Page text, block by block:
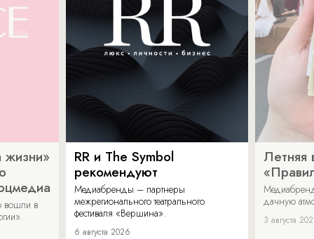
жизни»
вошли в
RR и The Symbol
рекомендуют
Медиабренды – партнеры
межрегионального театрального
фестиваля «Вершина».
6 августа 2026
Летняя
дачную
3 августа